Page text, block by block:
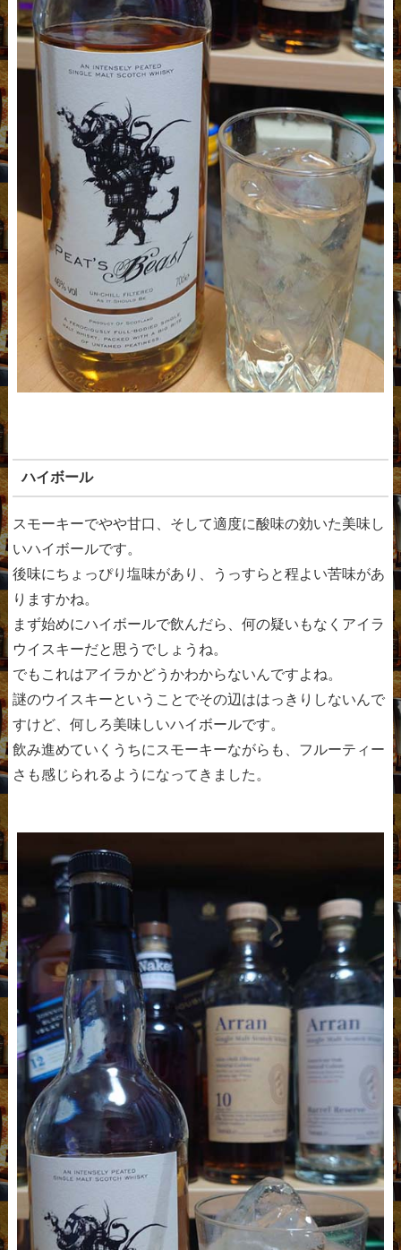
ハイボール
スモーキーでやや甘口、そして適度に酸味の効いた美味し
いハイボールです。
後味にちょっぴり塩味があり、うっすらと程よい苦味があ
りますかね。
まず始めにハイボールで飲んだら、何の疑いもなくアイラ
ウイスキーだと思うでしょうね。
でもこれはアイラかどうかわからないんですよね。
謎のウイスキーということでその辺ははっきりしないんで
すけど、何しろ美味しいハイボールです。
飲み進めていくうちにスモーキーながらも、フルーティー
さも感じられるようになってきました。